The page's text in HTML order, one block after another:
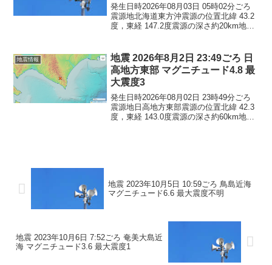
発生日時2026年08月03日 05時02分ごろ
震源地北海道東方沖震源の位置北緯 43.2
度，東経 147.2度震源の深さ約20km地震
せん。震度2北海道根室市
地震情報
地震 2026年8月2日 23:49ごろ 日
高地方東部 マグニチュード4.8 最
大震度3
発生日時2026年08月02日 23時49分ごろ
震源地日高地方東部震源の位置北緯 42.3
度，東経 143.0度震源の深さ約60km地震
地震 2023年10月5日 10:59ごろ 鳥島近海
マグニチュード6.6 最大震度不明
地震 2023年10月6日 7:52ごろ 奄美大島近
海 マグニチュード3.6 最大震度1